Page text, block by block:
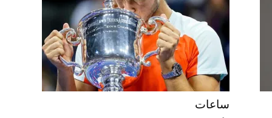
أغلى 10 عطور في العالم للرجال تمنحك فخامة
استثنائية
"بوجاتي ميسترال" الاستثنائية للبيع في
مزاد مونتيري
2026-07-23
ساعات